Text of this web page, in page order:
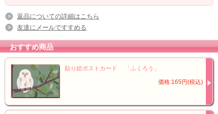
返品についての詳細はこちら
友達にメールですすめる
おすすめ商品
貼り絵ポストカード 「ふくろう」
価格:165円(税込)